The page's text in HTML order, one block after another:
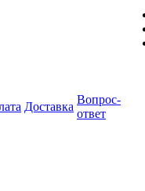
Доставка
Вопрос-
ответ